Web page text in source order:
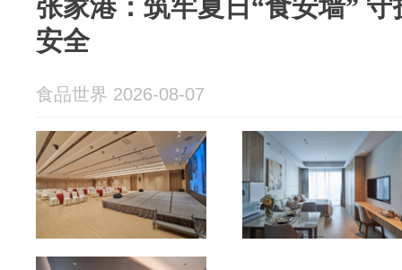
张家港：筑牢夏日“食安墙”
安全
食品世界 2026-08-07